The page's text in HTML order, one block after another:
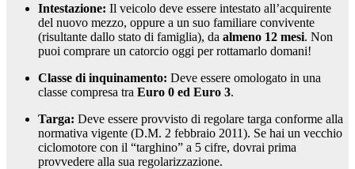
Intestazione: Il veicolo deve essere intestato all’acquirente
del nuovo mezzo, oppure a un suo familiare convivente
(risultante dallo stato di famiglia), da almeno 12 mesi. Non
puoi comprare un catorcio oggi per rottamarlo domani!
Classe di inquinamento: Deve essere omologato in una
classe compresa tra Euro 0 ed Euro 3.
Targa: Deve essere provvisto di regolare targa conforme alla
normativa vigente (D.M. 2 febbraio 2011). Se hai un vecchio
ciclomotore con il “targhino” a 5 cifre, dovrai prima
provvedere alla sua regolarizzazione.